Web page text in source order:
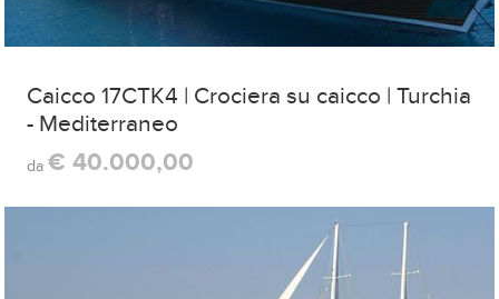
Caicco 17CTK4 | Crociera su caicco | Turchia
- Mediterraneo
da€ 40.000,00